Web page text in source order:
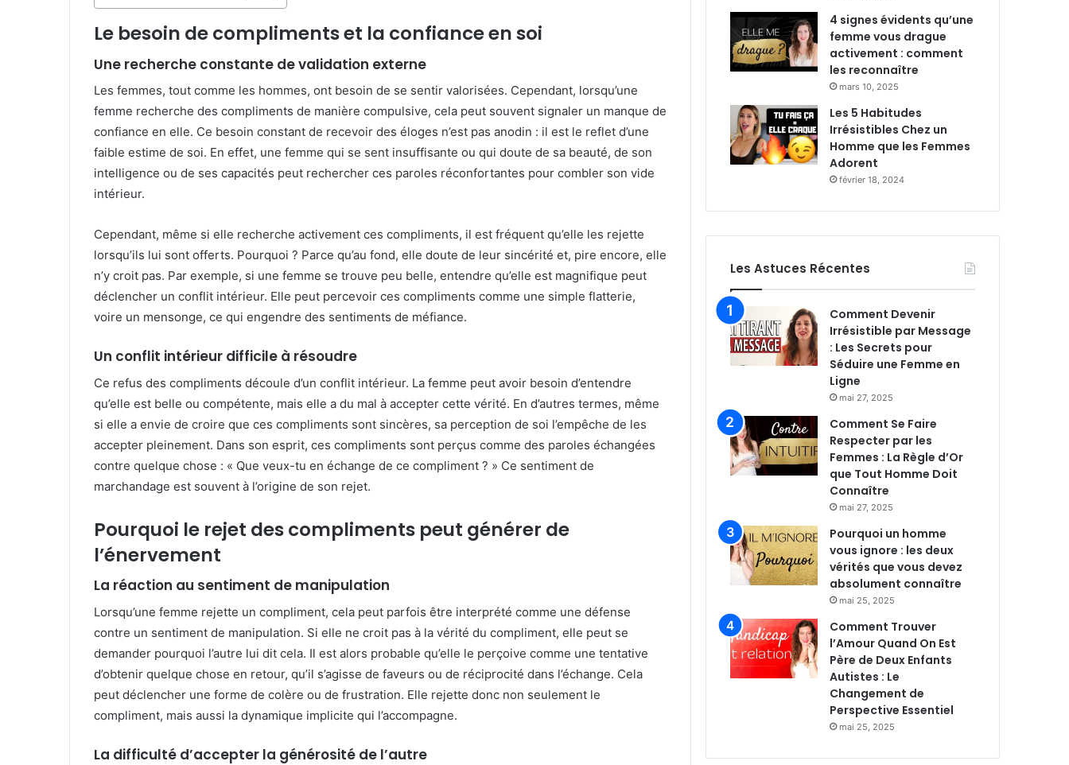
Le besoin de compliments et la confiance en soi
Une recherche constante de validation externe
Les femmes, tout comme les hommes, ont besoin de se sentir valorisées. Cependant, lorsqu’une
femme recherche des compliments de manière compulsive, cela peut souvent signaler un manque de
confiance en elle. Ce besoin constant de recevoir des éloges n’est pas anodin : il est le reflet d’une
faible estime de soi. En effet, une femme qui se sent insuffisante ou qui doute de sa beauté, de son
intelligence ou de ses capacités peut rechercher ces paroles réconfortantes pour combler son vide
intérieur.
Cependant, même si elle recherche activement ces compliments, il est fréquent qu’elle les rejette
lorsqu’ils lui sont offerts. Pourquoi ? Parce qu’au fond, elle doute de leur sincérité et, pire encore, elle
n’y croit pas. Par exemple, si une femme se trouve peu belle, entendre qu’elle est magnifique peut
déclencher un conflit intérieur. Elle peut percevoir ces compliments comme une simple flatterie,
voire un mensonge, ce qui engendre des sentiments de méfiance.
Un conflit intérieur difficile à résoudre
Ce refus des compliments découle d’un conflit intérieur. La femme peut avoir besoin d’entendre
qu’elle est belle ou compétente, mais elle a du mal à accepter cette vérité. En d’autres termes, même
si elle a envie de croire que ces compliments sont sincères, sa perception de soi l’empêche de les
accepter pleinement. Dans son esprit, ces compliments sont perçus comme des paroles échangées
contre quelque chose : « Que veux-tu en échange de ce compliment ? » Ce sentiment de
marchandage est souvent à l’origine de son rejet.
Pourquoi le rejet des compliments peut générer de
l’énervement
La réaction au sentiment de manipulation
Lorsqu’une femme rejette un compliment, cela peut parfois être interprété comme une défense
contre un sentiment de manipulation. Si elle ne croit pas à la vérité du compliment, elle peut se
demander pourquoi l’autre lui dit cela. Il est alors probable qu’elle le perçoive comme une tentative
d’obtenir quelque chose en retour, qu’il s’agisse de faveurs ou de réciprocité dans l’échange. Cela
peut déclencher une forme de colère ou de frustration. Elle rejette donc non seulement le
compliment, mais aussi la dynamique implicite qui l’accompagne.
La difficulté d’accepter la générosité de l’autre
4 signes évidents qu’une
femme vous drague
activement : comment
les reconnaître
mars 10, 2025
Les 5 Habitudes
Irrésistibles Chez un
Homme que les Femmes
Adorent
février 18, 2024
Les Astuces Récentes
Comment Devenir
Irrésistible par Message
: Les Secrets pour
Séduire une Femme en
Ligne
mai 27, 2025
Comment Se Faire
Respecter par les
Femmes : La Règle d’Or
que Tout Homme Doit
Connaître
mai 27, 2025
Pourquoi un homme
vous ignore : les deux
vérités que vous devez
absolument connaître
mai 25, 2025
Comment Trouver
l’Amour Quand On Est
Père de Deux Enfants
Autistes : Le
Changement de
Perspective Essentiel
mai 25, 2025